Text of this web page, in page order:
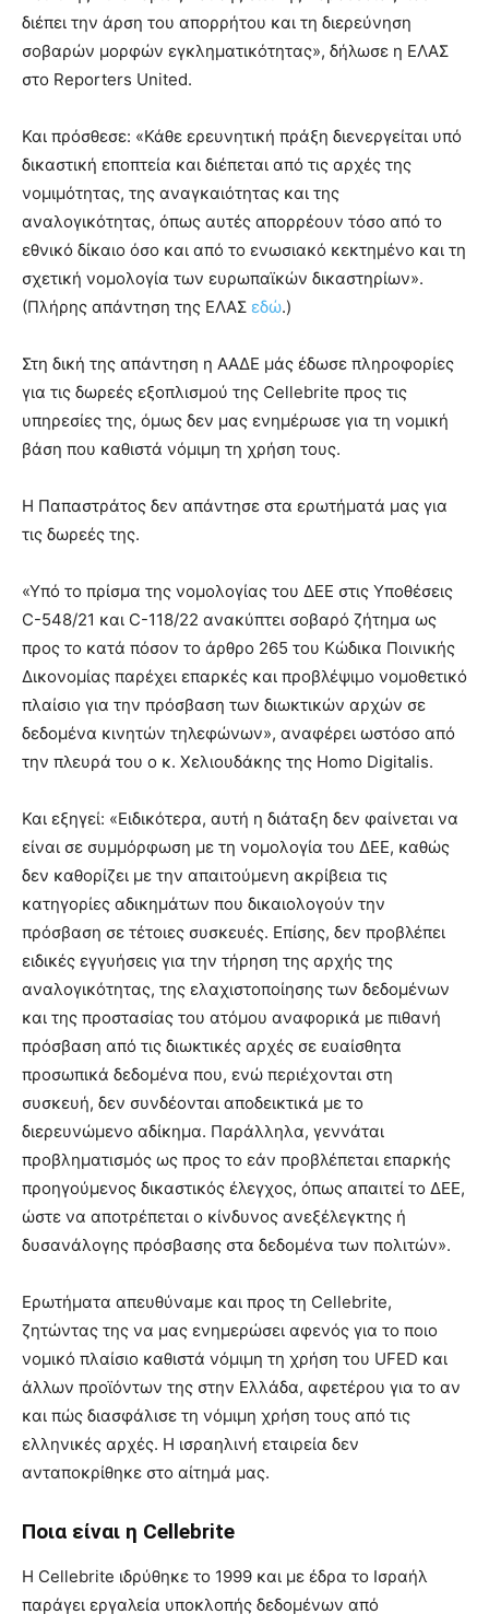
διέπει την άρση του απορρήτου και τη διερεύνηση
σοβαρών μορφών εγκληματικότητας», δήλωσε η ΕΛΑΣ
στο Reporters United.
Και πρόσθεσε: «Κάθε ερευνητική πράξη διενεργείται υπό
δικαστική εποπτεία και διέπεται από τις αρχές της
νομιμότητας, της αναγκαιότητας και της
αναλογικότητας, όπως αυτές απορρέουν τόσο από το
εθνικό δίκαιο όσο και από το ενωσιακό κεκτημένο και τη
σχετική νομολογία των ευρωπαϊκών δικαστηρίων».
(Πλήρης απάντηση της ΕΛΑΣ εδώ.)
Στη δική της απάντηση η ΑΑΔΕ μάς έδωσε πληροφορίες
για τις δωρεές εξοπλισμού της Cellebrite προς τις
υπηρεσίες της, όμως δεν μας ενημέρωσε για τη νομική
βάση που καθιστά νόμιμη τη χρήση τους.
Η Παπαστράτος δεν απάντησε στα ερωτήματά μας για
τις δωρεές της.
«Υπό το πρίσμα της νομολογίας του ΔΕΕ στις Υποθέσεις
C-548/21 και C-118/22 ανακύπτει σοβαρό ζήτημα ως
προς το κατά πόσον το άρθρο 265 του Κώδικα Ποινικής
Δικονομίας παρέχει επαρκές και προβλέψιμο νομοθετικό
πλαίσιο για την πρόσβαση των διωκτικών αρχών σε
δεδομένα κινητών τηλεφώνων», αναφέρει ωστόσο από
την πλευρά του ο κ. Χελιουδάκης της Homo Digitalis.
Και εξηγεί: «Ειδικότερα, αυτή η διάταξη δεν φαίνεται να
είναι σε συμμόρφωση με τη νομολογία του ΔΕΕ, καθώς
δεν καθορίζει με την απαιτούμενη ακρίβεια τις
κατηγορίες αδικημάτων που δικαιολογούν την
πρόσβαση σε τέτοιες συσκευές. Επίσης, δεν προβλέπει
ειδικές εγγυήσεις για την τήρηση της αρχής της
αναλογικότητας, της ελαχιστοποίησης των δεδομένων
και της προστασίας του ατόμου αναφορικά με πιθανή
πρόσβαση από τις διωκτικές αρχές σε ευαίσθητα
προσωπικά δεδομένα που, ενώ περιέχονται στη
συσκευή, δεν συνδέονται αποδεικτικά με το
διερευνώμενο αδίκημα. Παράλληλα, γεννάται
προβληματισμός ως προς το εάν προβλέπεται επαρκής
προηγούμενος δικαστικός έλεγχος, όπως απαιτεί το ΔΕΕ,
ώστε να αποτρέπεται ο κίνδυνος ανεξέλεγκτης ή
δυσανάλογης πρόσβασης στα δεδομένα των πολιτών».
Ερωτήματα απευθύναμε και προς τη Cellebrite,
ζητώντας της να μας ενημερώσει αφενός για το ποιο
νομικό πλαίσιο καθιστά νόμιμη τη χρήση του UFED και
άλλων προϊόντων της στην Ελλάδα, αφετέρου για το αν
και πώς διασφάλισε τη νόμιμη χρήση τους από τις
ελληνικές αρχές. Η ισραηλινή εταιρεία δεν
ανταποκρίθηκε στο αίτημά μας.
Ποια είναι η Cellebrite
Η Cellebrite ιδρύθηκε το 1999 και με έδρα το Ισραήλ
παράγει εργαλεία υποκλοπής δεδομένων από